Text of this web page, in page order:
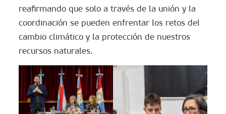
reafirmando que solo a través de la unión y la
coordinación se pueden enfrentar los retos del
cambio climático y la protección de nuestros
recursos naturales.